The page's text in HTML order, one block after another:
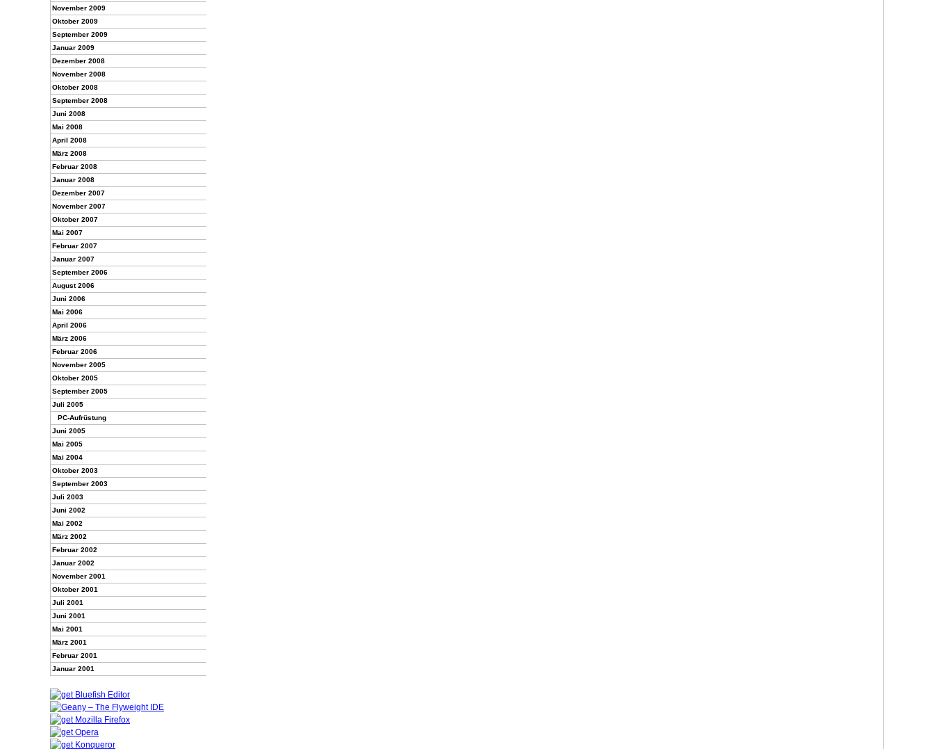
November 2009
Oktober 2009
September 2009
Januar 2009
Dezember 2008
November 2008
Oktober 2008
September 2008
Juni 2008
Mai 2008
April 2008
März 2008
Februar 2008
Januar 2008
Dezember 2007
November 2007
Oktober 2007
Mai 2007
Februar 2007
Januar 2007
September 2006
August 2006
Juni 2006
Mai 2006
April 2006
März 2006
Februar 2006
November 2005
Oktober 2005
September 2005
Juli 2005
PC-Aufrüstung
Juni 2005
Mai 2005
Mai 2004
Oktober 2003
September 2003
Juli 2003
Juni 2002
Mai 2002
März 2002
Februar 2002
Januar 2002
November 2001
Oktober 2001
Juli 2001
Juni 2001
Mai 2001
März 2001
Februar 2001
Januar 2001